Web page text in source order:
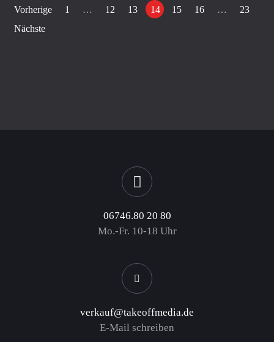
Vorherige 1 … 12 13 14 15 16 …
23
Nächste
06746.80 20 80
Mo.-Fr. 10-18 Uhr
verkauf@takeoffmedia.de
E-Mail schreiben